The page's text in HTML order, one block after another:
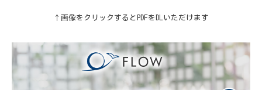
↑画像をクリックするとPDFをDLいただけます